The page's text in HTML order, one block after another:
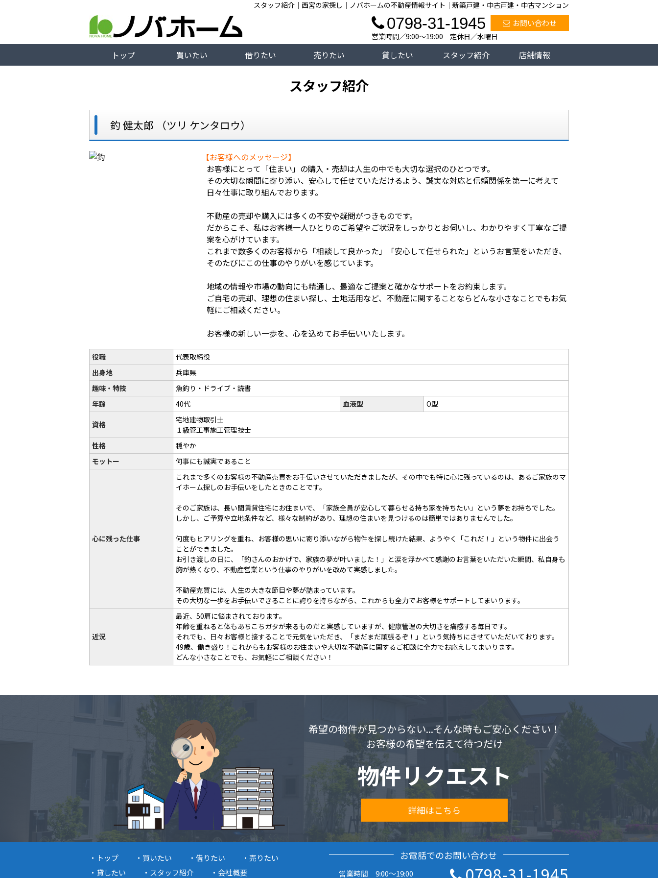
スタッフ紹介｜西宮の家探し｜ノバホームの不動産情報サイト｜新築戸建・中古戸建・中古マンション
お問い合わせ
0798-31-1945
営業時間／9:00～19:00 定休日／水曜日
トップ 買いたい 借りたい 売りたい 貸したい スタッフ紹介 店舗情報
スタッフ紹介
釣 健太郎 （ツリ ケンタロウ）
【お客様へのメッセージ】
お客様にとって「住まい」の購入・売却は人生の中でも大切な選択のひとつです。
その大切な瞬間に寄り添い、安心して任せていただけるよう、誠実な対応と信頼関係を第一に考えて
日々仕事に取り組んでおります。
不動産の売却や購入には多くの不安や疑問がつきものです。
だからこそ、私はお客様一人ひとりのご希望やご状況をしっかりとお伺いし、わかりやすく丁寧なご提
案を心がけています。
これまで数多くのお客様から「相談して良かった」「安心して任せられた」というお言葉をいただき、
そのたびにこの仕事のやりがいを感じています。
地域の情報や市場の動向にも精通し、最適なご提案と確かなサポートをお約束します。
ご自宅の売却、理想の住まい探し、土地活用など、不動産に関することならどんな小さなことでもお気
軽にご相談ください。
お客様の新しい一歩を、心を込めてお手伝いいたします。
役職
代表取締役
出身地
兵庫県
趣味・特技
魚釣り・ドライブ・読書
年齢
40代 血液型 O型
資格
宅地建物取引士
１級管工事施工管理技士
性格
穏やか
モットー
何事にも誠実であること
心に残った仕事
これまで多くのお客様の不動産売買をお手伝いさせていただきましたが、その中でも特に心に残っているのは、あるご家族のマ
イホーム探しのお手伝いをしたときのことです。
そのご家族は、長い間賃貸住宅にお住まいで、「家族全員が安心して暮らせる持ち家を持ちたい」という夢をお持ちでした。
しかし、ご予算や立地条件など、様々な制約があり、理想の住まいを見つけるのは簡単ではありませんでした。
何度もヒアリングを重ね、お客様の思いに寄り添いながら物件を探し続けた結果、ようやく「これだ！」という物件に出会う
ことができました。
お引き渡しの日に、「釣さんのおかげで、家族の夢が叶いました！」と涙を浮かべて感謝のお言葉をいただいた瞬間、私自身も
胸が熱くなり、不動産営業という仕事のやりがいを改めて実感しました。
不動産売買には、人生の大きな節目や夢が詰まっています。
その大切な一歩をお手伝いできることに誇りを持ちながら、これからも全力でお客様をサポートしてまいります。
近況
最近、50肩に悩まされております。
年齢を重ねると体もあちこちガタが来るものだと実感していますが、健康管理の大切さを痛感する毎日です。
それでも、日々お客様と接することで元気をいただき、「まだまだ頑張るぞ！」という気持ちにさせていただいております。
49歳、働き盛り！これからもお客様のお住まいや大切な不動産に関するご相談に全力でお応えしてまいります。
どんな小さなことでも、お気軽にご相談ください！
希望の物件が見つからない...そんな時もご安心ください！
お客様の希望を伝えて待つだけ
物件リクエスト
詳細はこちら
トップ 買いたい 借りたい
売りたい
貸したい
スタッフ紹介 会社概要
お電話でのお問い合わせ
営業時間 9:00～19:00